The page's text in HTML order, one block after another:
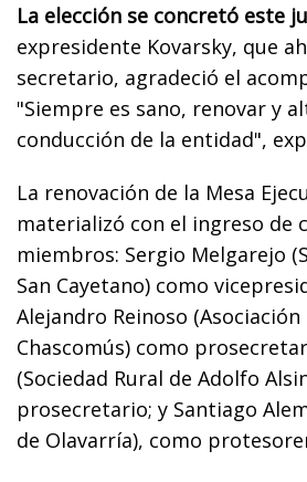
La elección se concretó este
expresidente Kovarsky, que
secretario, agradeció el
"Siempre es sano, renovar y
conducción de la entidad",
La renovación de la Mesa
materializó con el ingreso de
miembros: Sergio Melgarejo
San Cayetano) como
Alejandro Reinoso (Asociación
Chascomús) como
(Sociedad Rural de Adolfo
prosecretario; y Santiago
de Olavarría), como